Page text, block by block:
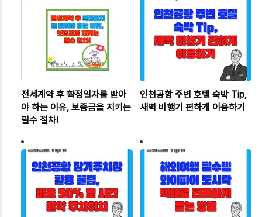
전세계약 후 확정일자를 받아
야 하는 이유, 보증금을 지키는
필수 절차!
인천공항 주변 호텔 숙박 Tip,
새벽 비행기 편하게 이용하기